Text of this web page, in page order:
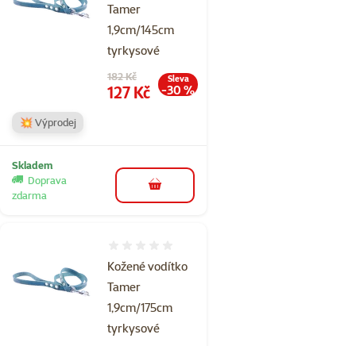
Tamer
1,9cm/145cm
tyrkysové
Původní cena
182 Kč
Cena
127 Kč
Sleva
-30 %
💥 Výprodej
Skladem
Doprava
zdarma
do košíku
Kožené vodítko
Tamer
1,9cm/175cm
tyrkysové